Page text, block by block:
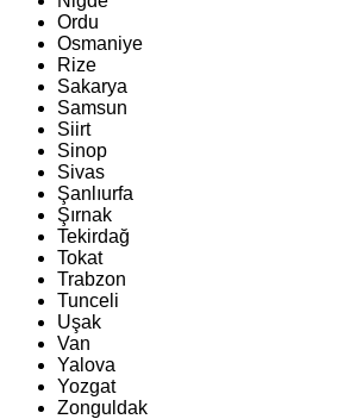
Ordu
Osmaniye
Rize
Sakarya
Samsun
Siirt
Sinop
Sivas
Şanlıurfa
Şırnak
Tekirdağ
Tokat
Trabzon
Tunceli
Uşak
Van
Yalova
Yozgat
Zonguldak